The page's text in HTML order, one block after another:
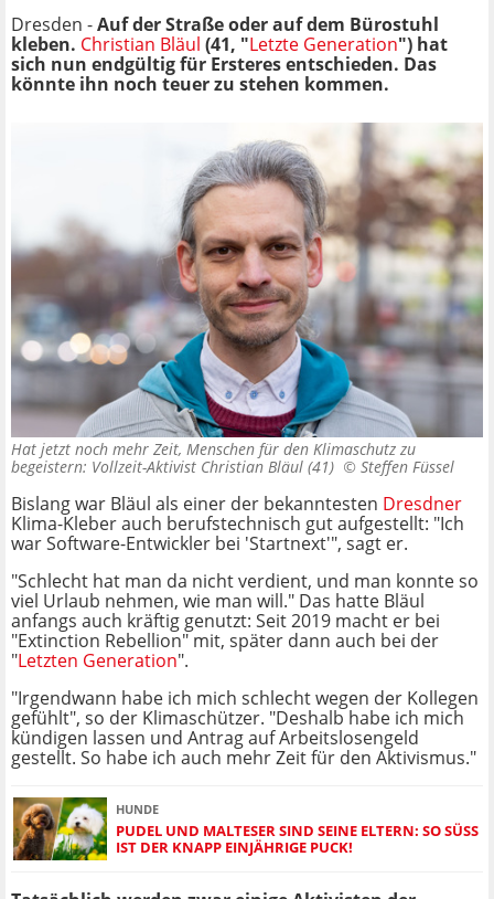
Dresden -Auf der Straße oder auf dem Bürostuhl
kleben. Christian Bläul (41, "Letzte Generation") hat
sich nun endgültig für Ersteres entschieden. Das
könnte ihn noch teuer zu stehen kommen.
Hat jetzt noch mehr Zeit, Menschen für den Klimaschutz zu
begeistern: Vollzeit-Aktivist Christian Bläul (41) © Steffen Füssel
Bislang war Bläul als einer der bekanntesten Dresdner
Klima-Kleber auch berufstechnisch gut aufgestellt: "Ich
war Software-Entwickler bei 'Startnext'", sagt er.
"Schlecht hat man da nicht verdient, und man konnte so
viel Urlaub nehmen, wie man will." Das hatte Bläul
anfangs auch kräftig genutzt: Seit 2019 macht er bei
"Extinction Rebellion" mit, später dann auch bei der
"Letzten Generation".
"Irgendwann habe ich mich schlecht wegen der Kollegen
gefühlt", so der Klimaschützer. "Deshalb habe ich mich
kündigen lassen und Antrag auf Arbeitslosengeld
gestellt. So habe ich auch mehr Zeit für den Aktivismus."
HUNDE
PUDEL UND MALTESER SIND SEINE ELTERN: SO SÜSS I
ST DER KNAPP EINJÄHRIGE PUCK!